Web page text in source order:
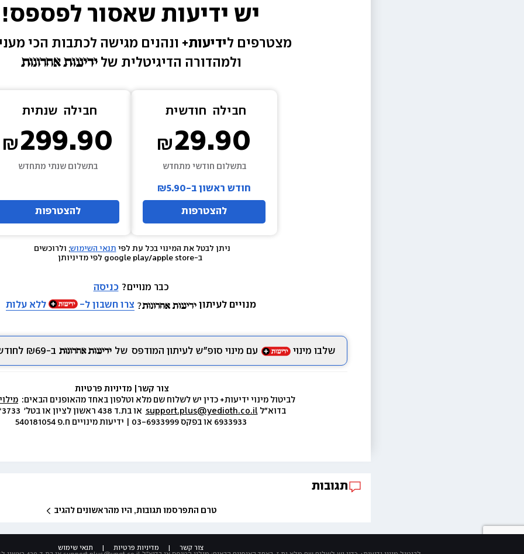
יש ידיעות שאסור לפספס!
מצטרפים לידיעות+ ונהנים מגישה לכתבות הכי
ולמהדורה הדיגיטלית של
חבילה חודשית
29.90
בתשלום חודשי מתחדש
חודש ראשון ב-₪5.90
להצטרפות
חבילה שנתית
299.90
בתשלום שנתי מתחדש
להצטרפות
ניתן לבטל את המינוי בכל עת לפי תנאי השימוש; ולרוכשים
כבר מנויים? כניסה
מנויים לעיתון
צרו חשבון ל- ללא עלות
שלבו מינוי עם מינוי סופ״ש לעיתון המודפס של ב-₪69 לחודש.
צור קשר
לביטול מינוי ידיעות+ כדין יש לשלוח שם מלא וטלפון באחד מהאופנים הבאים:
בדוא״ל support.plus@yedioth.co.il
6933933 או בפקס 03-6933999 | ידיעות מינויים ח.פ 540181054
תגובות
טרם התפרסמו תגובות, היו מהראשונים להגיב
צור קשר מדיניות פרטיות
תנאי שימוש